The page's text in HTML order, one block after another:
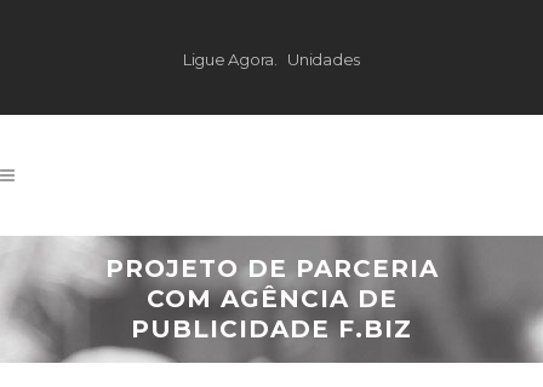
Ligue Agora. Unidades
PROJETO DE PARCERIA
COM AGÊNCIA DE
PUBLICIDADE F.BIZ